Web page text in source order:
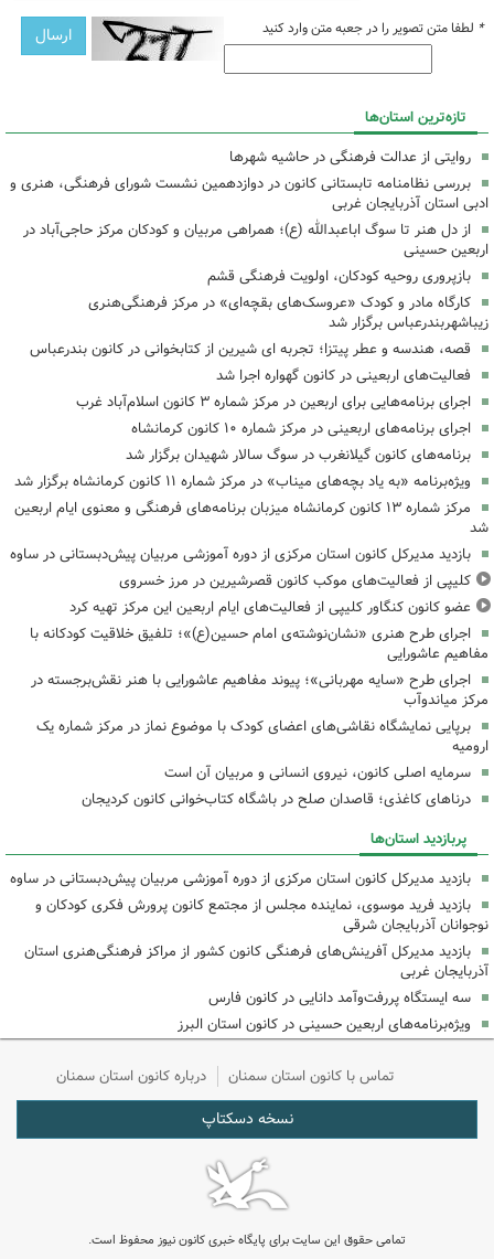
* لطفا متن تصویر را در جعبه متن وارد کنید
تازه‌ترین استان‌ها
روایتی از عدالت فرهنگی در حاشیه شهرها
بررسی نظامنامه تابستانی کانون در دوازدهمین نشست شورای فرهنگی، هنری و
ادبی استان آذربایجان غربی
از دل هنر تا سوگ اباعبدالله (ع)؛ همراهی مربیان و کودکان مرکز حاجی‌آباد در
اربعین حسینی
بازپروری روحیه کودکان، اولویت فرهنگی قشم
کارگاه مادر و کودک «عروسک‌های بقچه‌ای» در مرکز فرهنگی‌هنری
زیباشهربندرعباس برگزار شد
قصه، هندسه و عطر پیتزا؛ تجربه ای شیرین از کتابخوانی در کانون بندرعباس
فعالیت‌های اربعینی در کانون گهواره اجرا شد
اجرای برنامه‌هایی برای اربعین در مرکز شماره ۳ کانون اسلام‌آباد غرب
اجرای برنامه‌های اربعینی در مرکز شماره ۱۰ کانون کرمانشاه
برنامه‌های کانون گیلانغرب در سوگ سالار شهیدان برگزار شد
ویژه‌برنامه «به یاد بچه‌های میناب» در مرکز شماره ۱۱ کانون کرمانشاه برگزار شد
مرکز شماره ۱۳ کانون کرمانشاه میزبان برنامه‌های فرهنگی و معنوی ایام اربعین
شد
بازدید مدیرکل کانون استان مرکزی از دوره آموزشی مربیان پیش‌دبستانی در ساوه
کلیپی از فعالیت‌های موکب کانون قصرشیرین در مرز خسروی
عضو کانون کنگاور کلیپی از فعالیت‌های ایام اربعین این مرکز تهیه کرد
اجرای طرح هنری «نشان‌نوشته‌ی امام حسین(ع)»؛ تلفیق خلاقیت کودکانه با
مفاهیم عاشورایی
اجرای طرح «سایه مهربانی»؛ پیوند مفاهیم عاشورایی با هنر نقش‌برجسته در
مرکز میاندوآب
برپایی نمایشگاه نقاشی‌های اعضای کودک با موضوع نماز در مرکز شماره یک
ارومیه
سرمایه اصلی کانون، نیروی انسانی و مربیان آن است
درناهای کاغذی؛ قاصدان صلح در باشگاه کتاب‌خوانی کانون کردیجان
پربازدید استان‌ها
بازدید مدیرکل کانون استان مرکزی از دوره آموزشی مربیان پیش‌دبستانی در ساوه
بازدید فرید موسوی، نماینده مجلس از مجتمع کانون پرورش فکری کودکان و
نوجوانان آذربایجان شرقی
بازدید مدیرکل آفرینش‌های فرهنگی کانون کشور از مراکز فرهنگی‌هنری استان
آذربایجان غربی
سه ایستگاه پررفت‌وآمد دانایی در کانون فارس
ویژه‌برنامه‌های اربعین حسینی در کانون استان البرز
تماس با کانون استان سمنان درباره کانون استان سمنان
نسخه دسکتاپ
تمامی حقوق این سایت برای پایگاه خبری کانون نیوز محفوظ است.